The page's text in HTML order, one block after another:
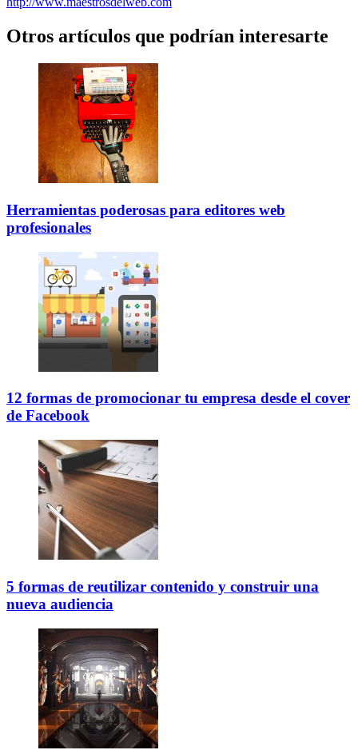
Otros artículos que podrían interesarte
Herramientas poderosas para editores web
profesionales
12 formas de promocionar tu empresa desde el cover
de Facebook
5 formas de reutilizar contenido y construir una
nueva audiencia